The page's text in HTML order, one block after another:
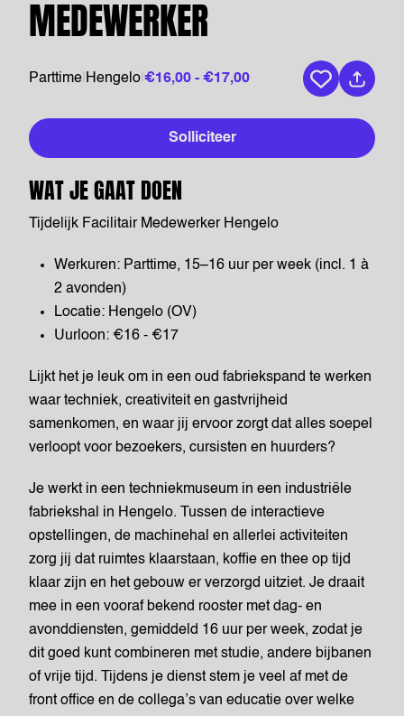
MEDEWERKER
Parttime Hengelo €16,00 - €17,00
Bewaar
Solliciteer
WAT JE GAAT DOEN
Tijdelijk Facilitair Medewerker Hengelo
Werkuren: Parttime, 15–16 uur per week (incl. 1 à
2 avonden)
Locatie: Hengelo (OV)
Uurloon: €16 - €17
Lijkt het je leuk om in een oud fabriekspand te werken
waar techniek, creativiteit en gastvrijheid
samenkomen, en waar jij ervoor zorgt dat alles soepel
verloopt voor bezoekers, cursisten en huurders?
Je werkt in een techniekmuseum in een industriële
fabriekshal in Hengelo. Tussen de interactieve
opstellingen, de machinehal en allerlei activiteiten
zorg jij dat ruimtes klaarstaan, koffie en thee op tijd
klaar zijn en het gebouw er verzorgd uitziet. Je draait
mee in een vooraf bekend rooster met dag- en
avonddiensten, gemiddeld 16 uur per week, zodat je
dit goed kunt combineren met studie, andere bijbanen
of vrije tijd. Tijdens je dienst stem je veel af met de
front office en de collega’s van educatie over welke